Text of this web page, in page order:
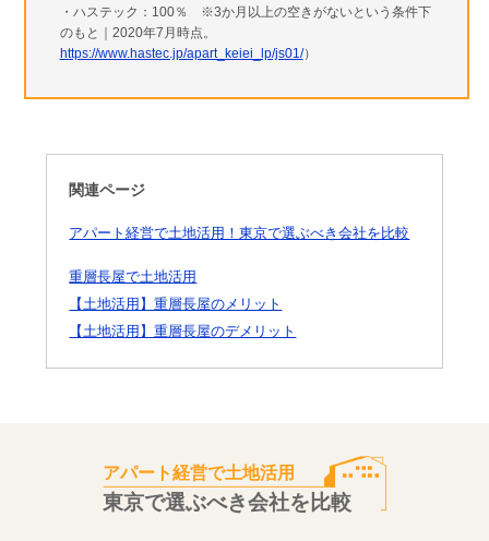
・ハステック：100％ ※3か月以上の空きがないという条件下
のもと｜2020年7月時点。
https://www.hastec.jp/apart_keiei_lp/js01/）
関連ページ
アパート経営で土地活用！東京で選ぶべき会社を比較
重層長屋で土地活用
【土地活用】重層長屋のメリット
【土地活用】重層長屋のデメリット
アパート経営で土地活用
東京で選ぶべき会社を比較